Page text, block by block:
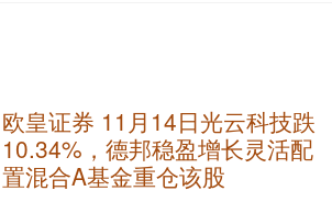
欧皇证券 11月14日光云科技跌
10.34%，德邦稳盈增长灵活配
置混合A基金重仓该股